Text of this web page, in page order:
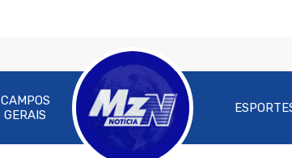
CAMPOS
GERAIS